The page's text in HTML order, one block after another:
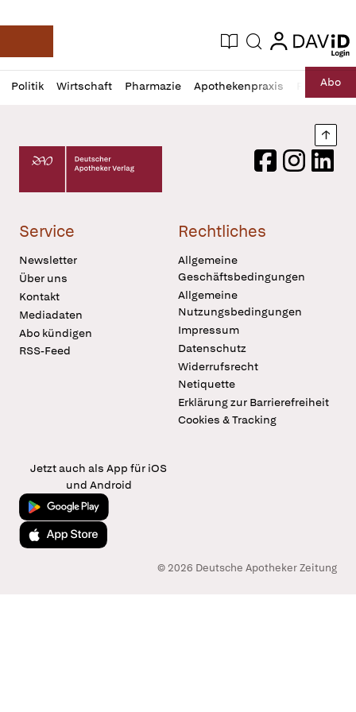
Deutsche Apotheker Zeitung
Aktuelle Ausgabe
Suche login
login
Politik Wirtschaft Pharmazie Apothekenpraxis RechtAbo
Profil
öffnen
Daz
Pur
Deutscher Apotheker Verlag Logo
FacebookInstagram
Service
Newsletter
Über uns
Kontakt
Mediadaten
Abo kündigen
RSS-Feed
Rechtliches
Allgemeine
Geschäftsbedingungen
Allgemeine
Nutzungsbedingungen
Impressum
Datenschutz
Widerrufsrecht
Netiquette
Erklärung zur Barrierefreiheit
Cookies & Tracking
Jetzt auch als App für iOS
und Android
Jetzt bei Google Play
Laden im App Store
© 2026 Deutsche Apotheker Zeitung